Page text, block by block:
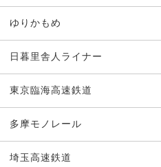
ゆりかもめ
日暮里舎人ライナー
東京臨海高速鉄道
多摩モノレール
埼玉高速鉄道